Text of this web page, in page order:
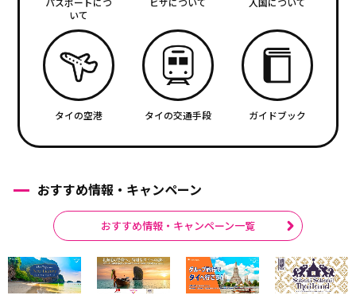
いて
タイの空港 タイの交通手段 ガイドブック
おすすめ情報・キャンペーン
おすすめ情報・キャンペーン一覧